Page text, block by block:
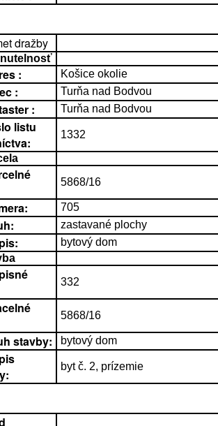
dražby
: Košice okolie
: Turňa nad Bodvou
: Turňa nad Bodvou
listu
1332
5868/16
705
zastavané plochy
bytový dom
332
5868/16
stavby: bytový dom
byt č. 2, prízemie